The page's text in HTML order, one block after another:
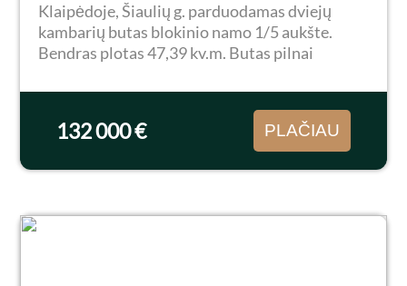
Klaipėdoje, Šiaulių g. parduodamas dviejų
kambarių butas blokinio namo 1/5 aukšte.
Bendras plotas 47,39 kv.m. Butas pilnai
baldais bei buitine technika. Po atnaujinimo
132 000 € PLAČIAU